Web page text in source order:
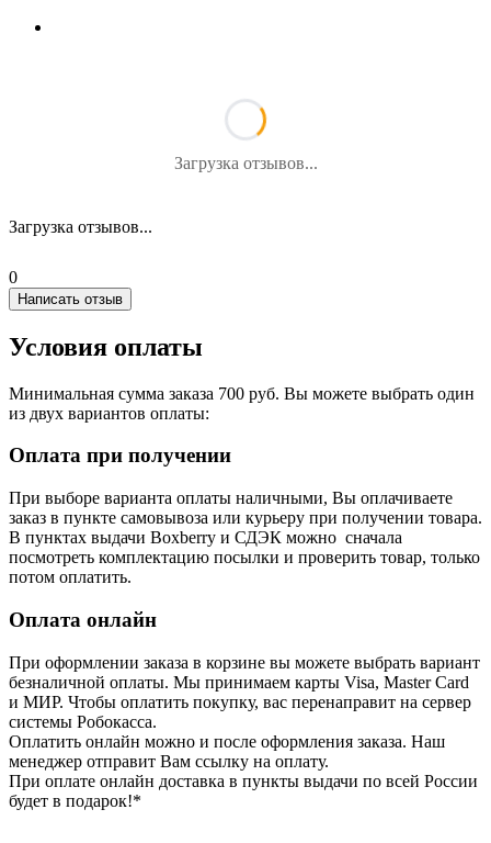
Загрузка отзывов...
Загрузка отзывов...
0
Написать отзыв
Условия оплаты
Минимальная сумма заказа 700 руб. Вы можете выбрать один
из двух вариантов оплаты:
Оплата при получении
При выборе варианта оплаты наличными, Вы оплачиваете
заказ в пункте самовывоза или курьеру при получении товара.
В пунктах выдачи Boxberry и СДЭК можно сначала
посмотреть комплектацию посылки и проверить товар, только
потом оплатить.
Оплата онлайн
При оформлении заказа в корзине вы можете выбрать вариант
безналичной оплаты. Мы принимаем карты Visa, Master Card
и МИР. Чтобы оплатить покупку, вас перенаправит на сервер
системы Робокасса.
Оплатить онлайн можно и после оформления заказа. Наш
менеджер отправит Вам ссылку на оплату.
При оплате онлайн доставка в пункты выдачи по всей России
будет в подарок!*